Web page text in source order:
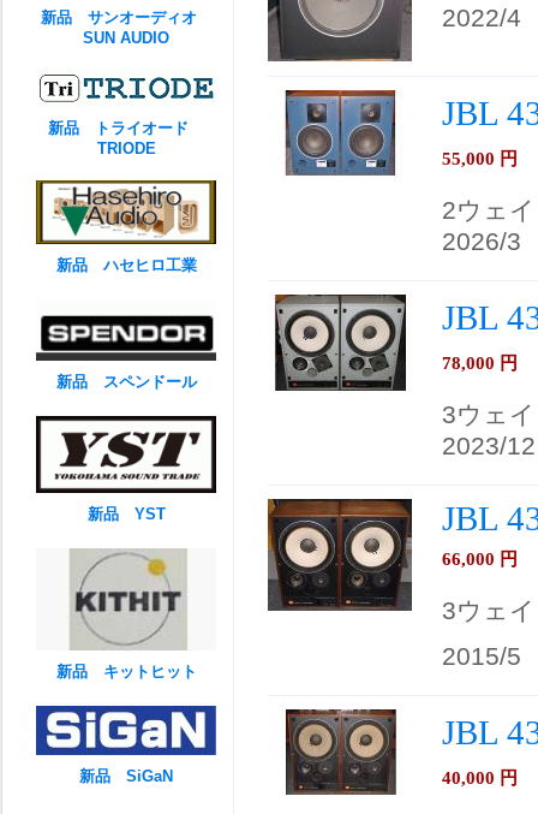
2022/4
JBL
55,000 円
2ウェ
2026/3
JBL
78,000 円
3ウェ
2023/12
JBL
66,000 円
3ウェ
2015/5
JBL
40,000 円
新品 サンオーディオ
SUN AUDIO
新品 トライオード
TRIODE
新品 ハセヒロ工業
新品 スペンドール
新品 YST
新品 キットヒット
新品 SiGaN